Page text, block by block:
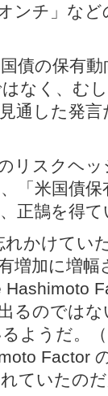
ンチ」な
債の保有
なく、む
通した発
リスクヘ
「米国債
正鵠を得て
かけてい
増加に増
るのでは
ようだ。
Factor
ていたの